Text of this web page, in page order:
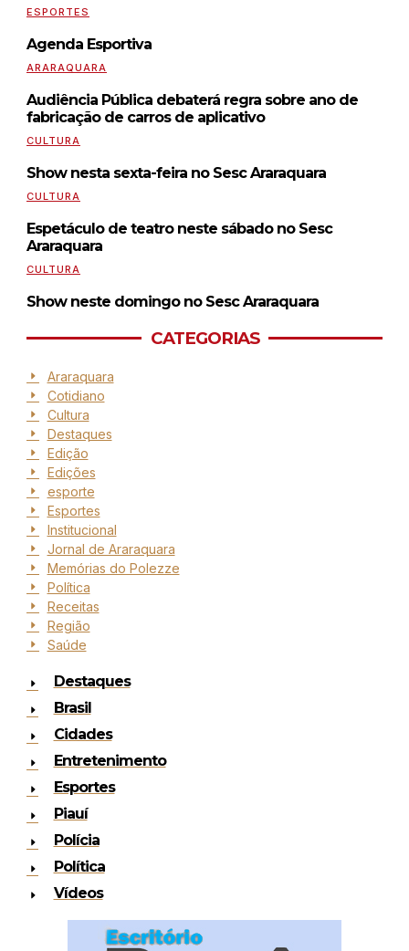
ESPORTES
Agenda Esportiva
ARARAQUARA
Audiência Pública debaterá regra sobre ano de
fabricação de carros de aplicativo
CULTURA
Show nesta sexta-feira no Sesc Araraquara
CULTURA
Espetáculo de teatro neste sábado no Sesc
Araraquara
CULTURA
Show neste domingo no Sesc Araraquara
CATEGORIAS
Araraquara
Cotidiano
Cultura
Destaques
Edição
Edições
esporte
Esportes
Institucional
Jornal de Araraquara
Memórias do Polezze
Política
Receitas
Região
Saúde
Destaques
Brasil
Cidades
Entretenimento
Esportes
Piauí
Polícia
Política
Vídeos